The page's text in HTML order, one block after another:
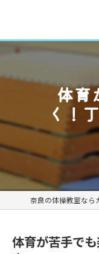
体育
く！
体育が苦手で